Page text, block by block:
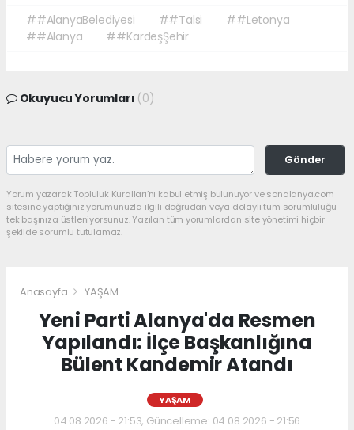
##AlanyaBelediyesi ##Talsi
##Letonya
##Alanya
##KardeşŞehir
Okuyucu Yorumları (0)
Gönder
Yorum yazarak Topluluk Kuralları’nı kabul etmiş bulunuyor ve sonalanya.com
sitesine yaptığınız yorumunuzla ilgili doğrudan veya dolaylı tüm sorumluluğu
tek başınıza üstleniyorsunuz. Yazılan tüm yorumlardan site yönetimi hiçbir
şekilde sorumlu tutulamaz.
Anasayfa YAŞAM
Yeni Parti Alanya'da Resmen
Yapılandı: İlçe Başkanlığına
Bülent Kandemir Atandı
YAŞAM
04.08.2026 - 21:53, Güncelleme: 04.08.2026 - 21:56